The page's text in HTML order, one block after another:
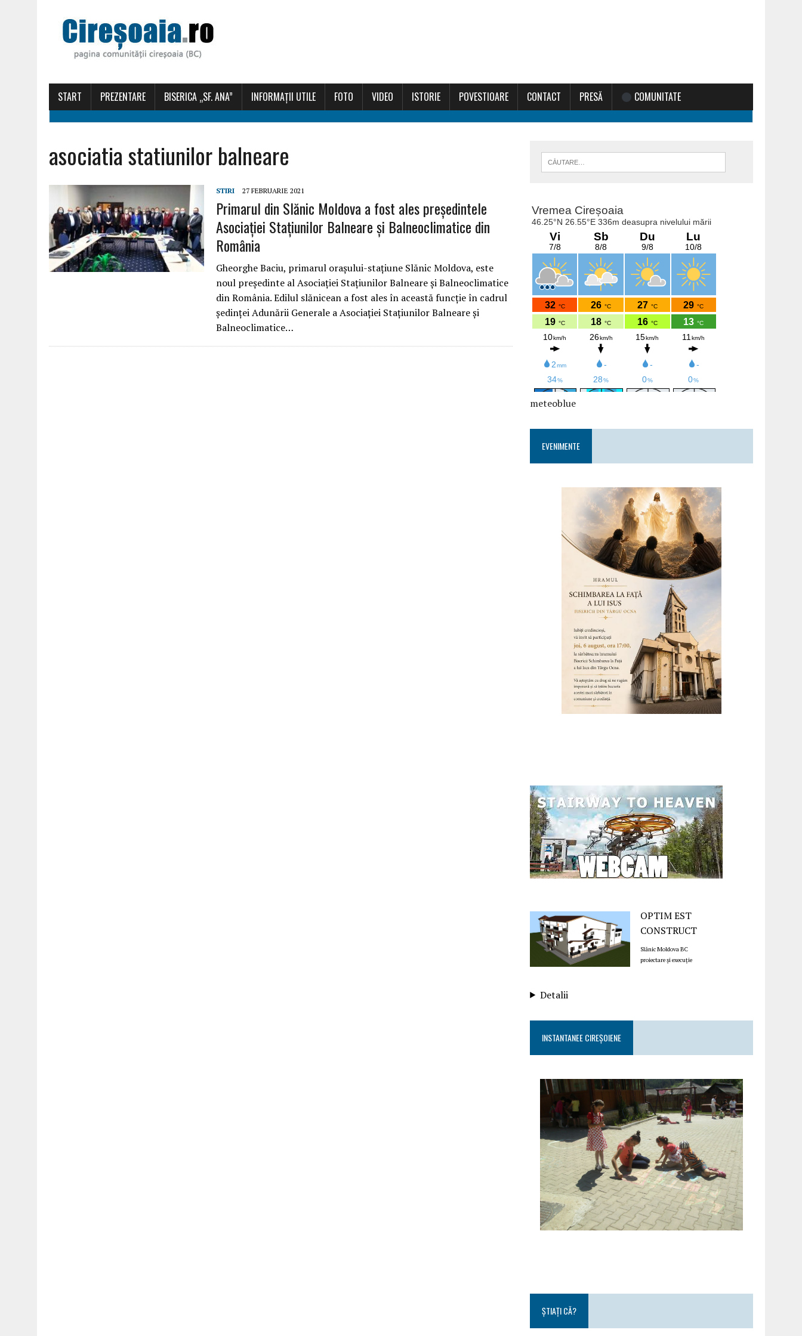
START PREZENTARE BISERICA „SF. ANA” INFORMAȚII UTILE FOTO VIDEO ISTORIE POVESTIOARE CONTACT PRESĂ COMUNITATE
asociatia statiunilor balneare
STIRI 27 FEBRUARIE 2021
Primarul din Slănic Moldova a fost ales președintele
Asociației Stațiunilor Balneare și Balneoclimatice din
România
Gheorghe Baciu, primarul orașului-stațiune Slănic Moldova, este
noul președinte al Asociației Stațiunilor Balneare și Balneoclimatice
din România. Edilul slănicean a fost ales în această funcție în cadrul
ședinței Adunării Generale a Asociației Stațiunilor Balneare și
Balneoclimatice…
meteoblue
EVENIMENTE
OPTIM EST
CONSTRUCT
Slănic Moldova BC
proiectare și execuție
Detalii
INSTANTANEE CIREȘOIENE
ȘTIAȚI CĂ?